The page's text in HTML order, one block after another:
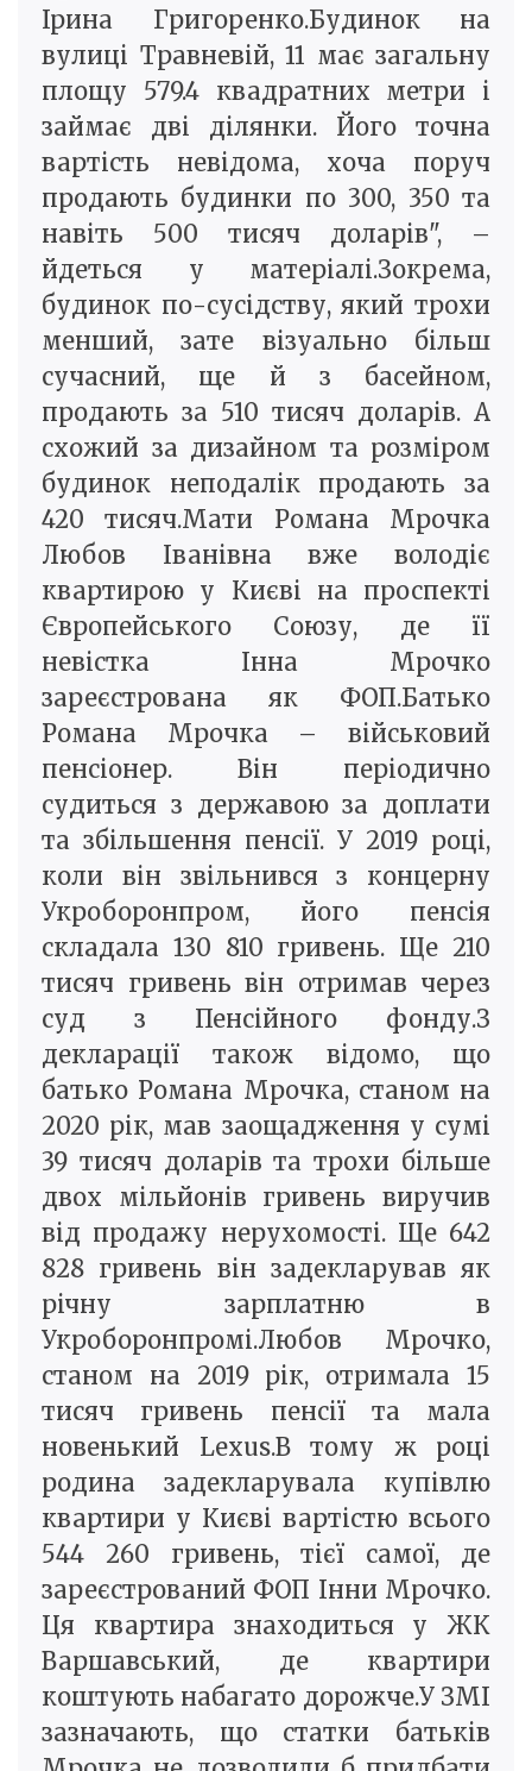
Ірина Григоренко.Будинок на
вулиці Травневій, 11 має загальну
площу 579.4 квадратних метри і
займає дві ділянки. Його точна
вартість невідома, хоча поруч
продають будинки по 300, 350 та
навіть 500 тисяч доларів", –
йдеться у матеріалі.Зокрема,
будинок по-сусідству, який трохи
менший, зате візуально більш
сучасний, ще й з басейном,
продають за 510 тисяч доларів. А
схожий за дизайном та розміром
будинок неподалік продають за
420 тисяч.Мати Романа Мрочка
Любов Іванівна вже володіє
квартирою у Києві на проспекті
Європейського Союзу, де її
невістка Інна Мрочко
зареєстрована як ФОП.Батько
Романа Мрочка – військовий
пенсіонер. Він періодично
судиться з державою за доплати
та збільшення пенсії. У 2019 році,
коли він звільнився з концерну
Укроборонпром, його пенсія
складала 130 810 гривень. Ще 210
тисяч гривень він отримав через
суд з Пенсійного фонду.З
декларації також відомо, що
батько Романа Мрочка, станом на
2020 рік, мав заощадження у сумі
39 тисяч доларів та трохи більше
двох мільйонів гривень виручив
від продажу нерухомості. Ще 642
828 гривень він задекларував як
річну зарплатню в
Укроборонпромі.Любов Мрочко,
станом на 2019 рік, отримала 15
тисяч гривень пенсії та мала
новенький Lexus.В тому ж році
родина задекларувала купівлю
квартири у Києві вартістю всього
544 260 гривень, тієї самої, де
зареєстрований ФОП Інни Мрочко.
Ця квартира знаходиться у ЖК
Варшавський, де квартири
коштують набагато дорожче.У ЗМІ
зазначають, що статки батьків